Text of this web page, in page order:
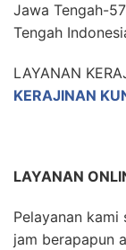
Jawa Tengah-
Tengah
LAYANAN
KERAJINAN
LAYANAN
Pelayanan
jam berapapun